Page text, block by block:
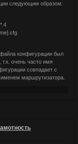
следующим образом:
конфигурации был
т.к. очень часто имя
совпадает с
маршрутизатора.